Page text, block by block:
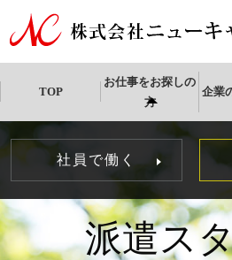
TOP
お仕事をお探しの
方
企業
社員で働く
派遣ス